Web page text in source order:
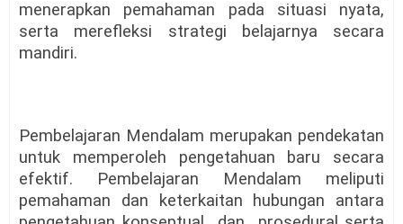
menerapkan pemahaman pada situasi nyata,
serta merefleksi strategi belajarnya secara
mandiri.
Pembelajaran Mendalam merupakan pendekatan
untuk memperoleh pengetahuan baru secara
efektif. Pembelajaran Mendalam meliputi
pemahaman dan keterkaitan hubungan antara